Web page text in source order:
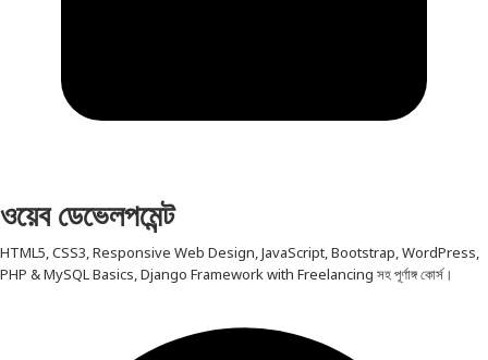
ওয়েব ডেভেলপমেন্ট
HTML5, CSS3, Responsive Web Design, JavaScript, Bootstrap, WordPress,
PHP & MySQL Basics, Django Framework with Freelancing সহ পূর্ণাঙ্গ কোর্স।